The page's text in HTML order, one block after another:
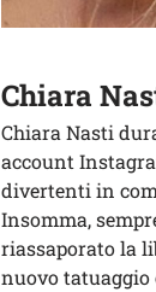
Chiara
Chiara Nasti
account
divertenti in
Insomma,
riassaporato la
nuovo tatuaggio